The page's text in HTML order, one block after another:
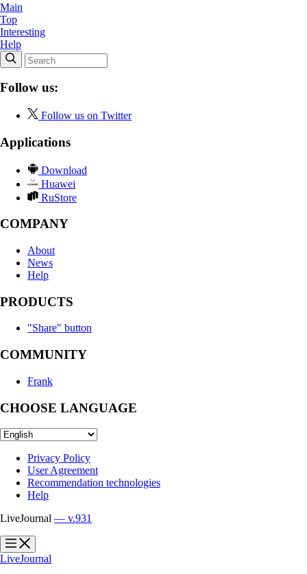
Main
Top
Interesting
Help
Follow us:
Follow us on Twitter
Applications
Download
Huawei
RuStore
COMPANY
About
News
Help
PRODUCTS
"Share" button
COMMUNITY
Frank
CHOOSE LANGUAGE
Privacy Policy
User Agreement
Recommendation technologies
Help
LiveJournal — v.931
?
?
LiveJournal